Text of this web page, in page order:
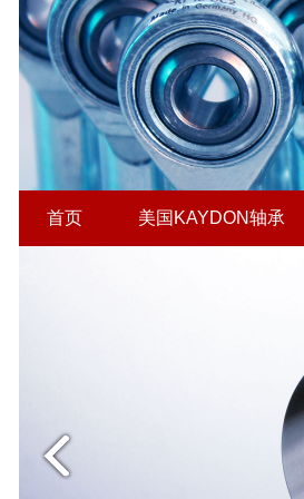
首页 美国KAYDON轴承